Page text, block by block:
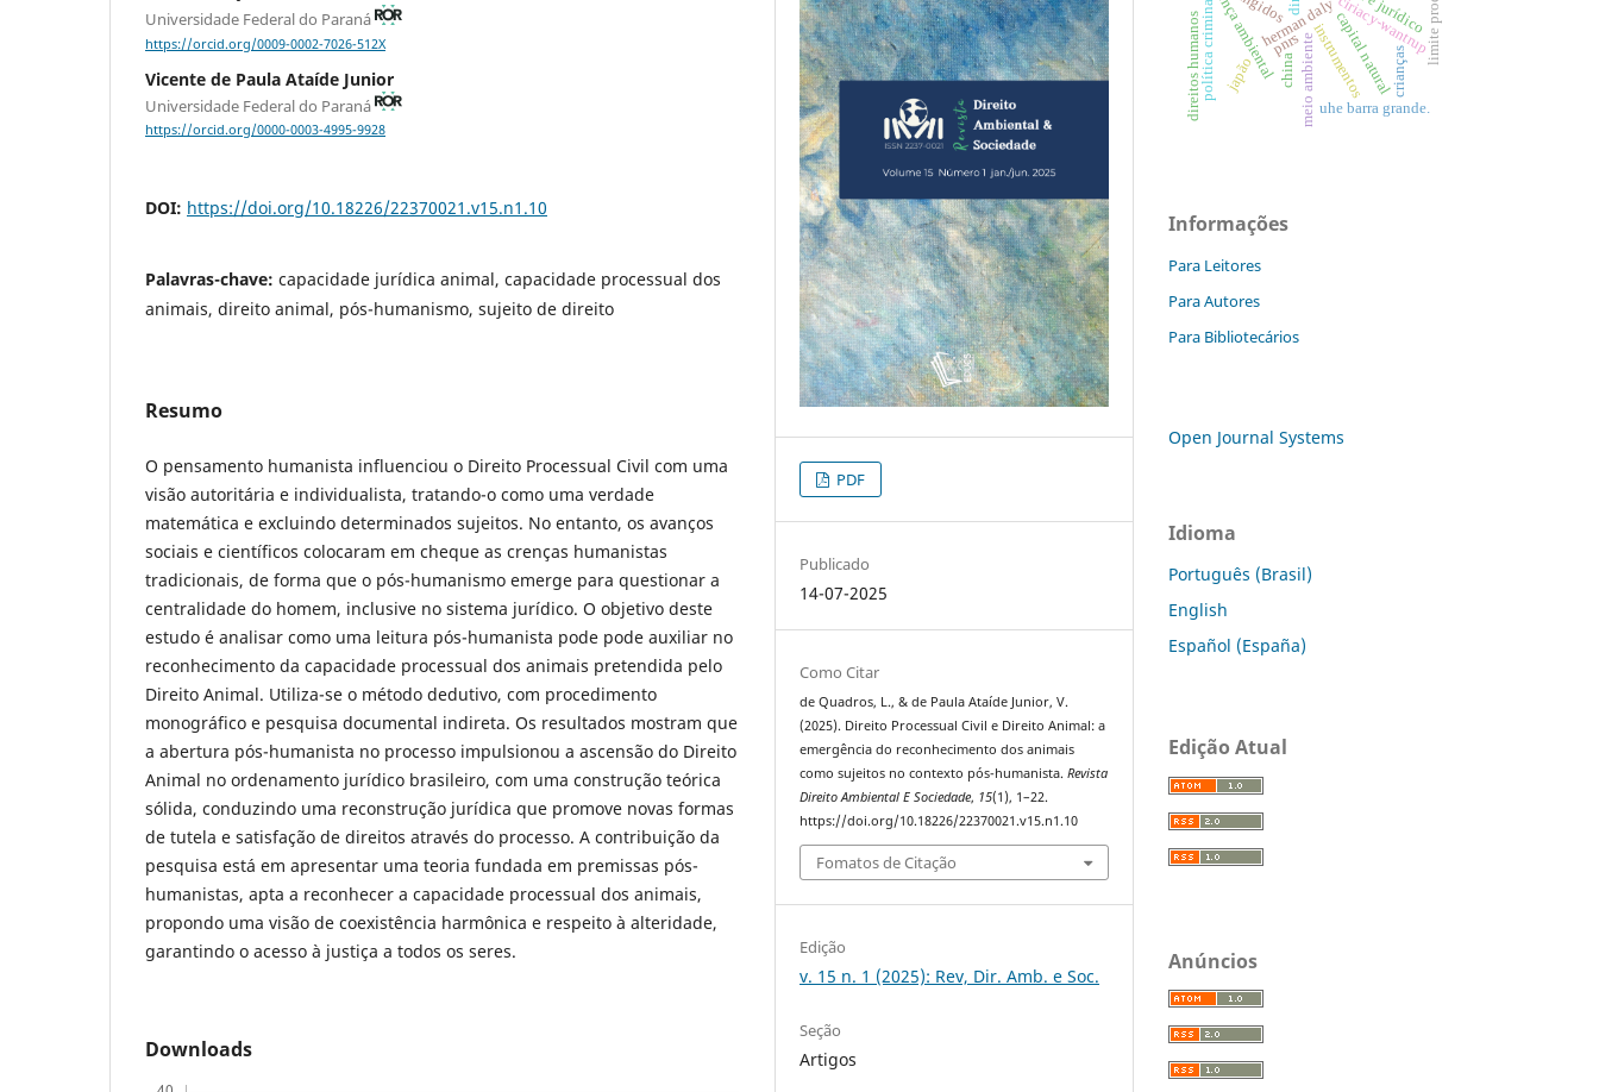
Universidade Federal do Paraná
https://orcid.org/0009-0002-7026-512X
Vicente de Paula Ataíde Junior
Universidade Federal do Paraná
https://orcid.org/0000-0003-4995-9928
DOI: https://doi.org/10.18226/22370021.v15.n1.10
Palavras-chave: capacidade jurídica animal, capacidade processual dos
animais, direito animal, pós-humanismo, sujeito de direito
Resumo
O pensamento humanista influenciou o Direito Processual Civil com uma
visão autoritária e individualista, tratando-o como uma verdade
matemática e excluindo determinados sujeitos. No entanto, os avanços
sociais e científicos colocaram em cheque as crenças humanistas
tradicionais, de forma que o pós-humanismo emerge para questionar a
centralidade do homem, inclusive no sistema jurídico. O objetivo deste
estudo é analisar como uma leitura pós-humanista pode pode auxiliar no
reconhecimento da capacidade processual dos animais pretendida pelo
Direito Animal. Utiliza-se o método dedutivo, com procedimento
monográfico e pesquisa documental indireta. Os resultados mostram que
a abertura pós-humanista no processo impulsionou a ascensão do Direito
Animal no ordenamento jurídico brasileiro, com uma construção teórica
sólida, conduzindo uma reconstrução jurídica que promove novas formas
de tutela e satisfação de direitos através do processo. A contribuição da
pesquisa está em apresentar uma teoria fundada em premissas pós-
humanistas, apta a reconhecer a capacidade processual dos animais,
propondo uma visão de coexistência harmônica e respeito à alteridade,
garantindo o acesso à justiça a todos os seres.
Downloads
PDF
Publicado
14-07-2025
Como Citar
de Quadros, L., & de Paula Ataíde Junior, V.
(2025). Direito Processual Civil e Direito Animal: a
emergência do reconhecimento dos animais
como sujeitos no contexto pós-humanista.Revista
Direito Ambiental E Sociedade, 15(1), 1–22.
https://doi.org/10.18226/22370021.v15.n1.10
Fomatos de Citação
Edição
v. 15 n. 1 (2025): Rev, Dir. Amb. e Soc.
Seção
Artigos
ciriacy-wantrup
herman dalycapital natural
meio ambiente
política criminal japão
uhe barra grande.
pnrs instrumentos
china crianças
direitos humanos
Informações
Para Leitores
Para Autores
Para Bibliotecários
Open Journal Systems
Idioma
Português (Brasil)
English
Español (España)
Edição Atual
Anúncios